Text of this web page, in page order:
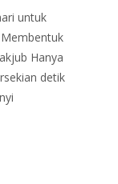
untuk
Hanya
detik